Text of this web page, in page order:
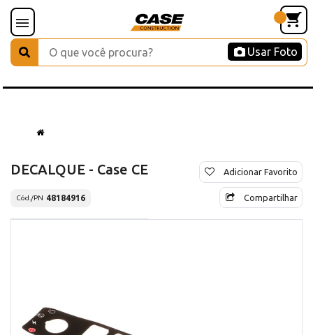
Usar Foto
DECALQUE - Case CE
Cód./PN 48184916
Adicionar Favorito
Compartilhar